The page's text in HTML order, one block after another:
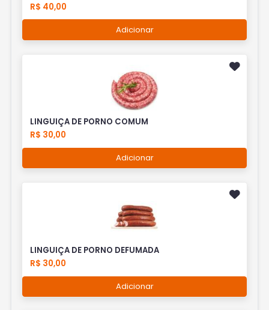
R$ 40,00
Adicionar
LINGUIÇA DE PORNO COMUM
R$ 30,00
Adicionar
LINGUIÇA DE PORNO DEFUMADA
R$ 30,00
Adicionar